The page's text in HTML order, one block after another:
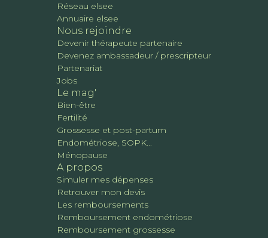
Réseau elsee
Annuaire elsee
Nous rejoindre
Devenir thérapeute partenaire
Devenez ambassadeur / prescripteur
Partenariat
Jobs
Le mag'
Bien-être
Fertilité
Grossesse et post-partum
Endométriose, SOPK...
Ménopause
A propos
Simuler mes dépenses
Retrouver mon devis
Les remboursements
Remboursement endométriose
Remboursement grossesse